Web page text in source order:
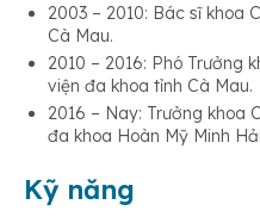
2003 – 2010: Bác sĩ khoa
Cà Mau.
2010 – 2016: Phó Trưởng
viện đa khoa tỉnh Cà Mau.
2016 – Nay: Trưởng khoa
đa khoa Hoàn Mỹ Minh
Kỹ năng